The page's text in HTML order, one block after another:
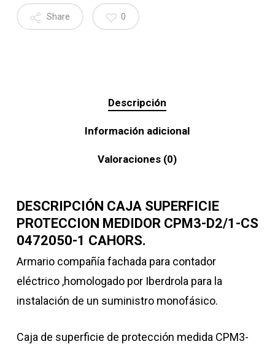
Share 0
Descripción
Información adicional
Valoraciones (0)
DESCRIPCIÓN CAJA SUPERFICIE
PROTECCION MEDIDOR CPM3-D2/1-CS
0472050-1 CAHORS.
Armario compañía fachada para contador
eléctrico ,homologado por Iberdrola para la
instalación de un suministro monofásico.
Caja de superficie de protección medida CPM3-